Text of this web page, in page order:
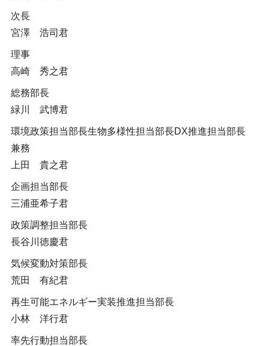
次長
宮澤 浩司君
理事
高崎 秀之君
総務部長
緑川 武博君
環境政策担当部長生物多様性担当部長DX推進担当部長
兼務
上田 貴之君
企画担当部長
三浦亜希子君
政策調整担当部長
長谷川徳慶君
気候変動対策部長
荒田 有紀君
再生可能エネルギー実装推進担当部長
小林 洋行君
率先行動担当部長